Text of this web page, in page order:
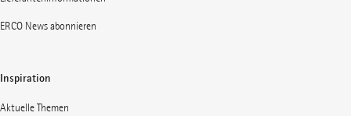
ERCO News abonnieren
Inspiration
Aktuelle Themen